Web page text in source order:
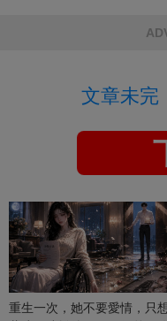
文章未完
重生一次，她不要愛情，只